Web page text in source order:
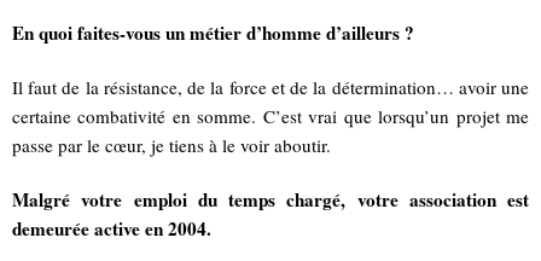
En quoi faites-vous un métier d’homme d’ailleurs ?
Il faut de la résistance, de la force et de la détermination… avoir une
certaine combativité en somme. C’est vrai que lorsqu’un projet me
passe par le cœur, je tiens à le voir aboutir.
Malgré votre emploi du temps chargé, votre association est
demeurée active en 2004.